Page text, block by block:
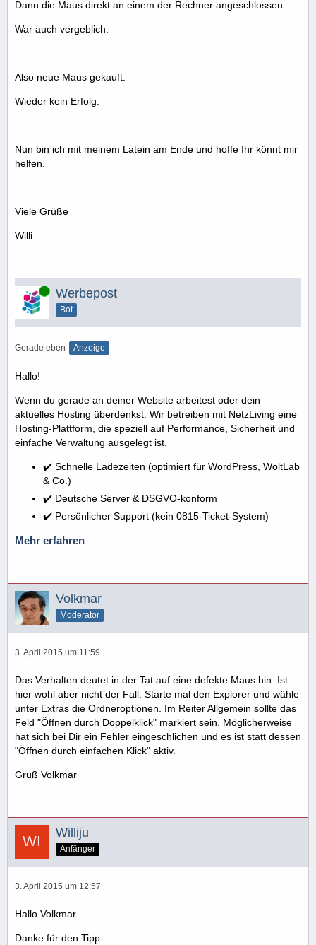
Dann die Maus direkt an einem der Rechner angeschlossen.
War auch vergeblich.
Also neue Maus gekauft.
Wieder kein Erfolg.
Nun bin ich mit meinem Latein am Ende und hoffe Ihr könnt mir
helfen.
Viele Grüße
Willi
Online Werbepost
Bot
Gerade eben Anzeige
Hallo!
Wenn du gerade an deiner Website arbeitest oder dein
aktuelles Hosting überdenkst: Wir betreiben mit NetzLiving eine
Hosting-Plattform, die speziell auf Performance, Sicherheit und
einfache Verwaltung ausgelegt ist.
✔️ Schnelle Ladezeiten (optimiert für WordPress, WoltLab
& Co.)
✔️ Deutsche Server & DSGVO-konform
✔️ Persönlicher Support (kein 0815-Ticket-System)
Mehr erfahren
Volkmar
Moderator
3. April 2015 um 11:59
Das Verhalten deutet in der Tat auf eine defekte Maus hin. Ist
hier wohl aber nicht der Fall. Starte mal den Explorer und wähle
unter Extras die Ordneroptionen. Im Reiter Allgemein sollte das
Feld "Öffnen durch Doppelklick" markiert sein. Möglicherweise
hat sich bei Dir ein Fehler eingeschlichen und es ist statt dessen
"Öffnen durch einfachen Klick" aktiv.
Gruß Volkmar
Williju
Anfänger
3. April 2015 um 12:57
Hallo Volkmar
Danke für den Tipp-